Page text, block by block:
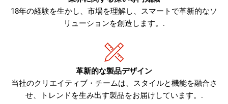
18年の経験を生かし、市場を理解し、スマートで革新的なソ
リューションを創造します。.
革新的な製品デザイン
当社のクリエイティブ・チームは、スタイルと機能を融合さ
せ、トレンドを生み出す製品をお届けしています。.